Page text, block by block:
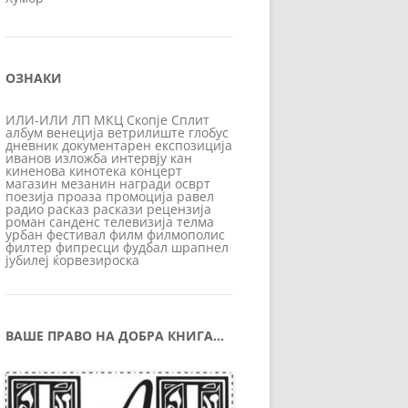
ОЗНАКИ
ИЛИ-ИЛИ ЛП МКЦ Скопје Сплит
албум венеција ветрилиште глобус
дневник документарен експозиција
иванов изложба интервју кан
киненова кинотека концерт
магазин мезанин награди осврт
поезија проаза промоција равел
радио расказ раскази рецензија
роман санденс телевизија телма
урбан фестивал филм филмополис
филтер фипресци фудбал шрапнел
јубилеј ќорвезироска
ВАШЕ ПРАВО НА ДОБРА КНИГА…